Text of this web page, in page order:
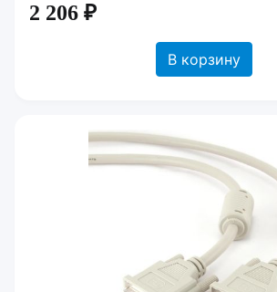
2 206 ₽
В корзину